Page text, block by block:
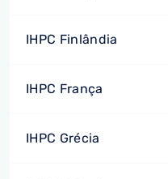
IHPC Finlândia
IHPC França
IHPC Grécia